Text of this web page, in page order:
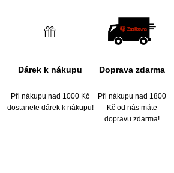
Dárek k nákupu Doprava zdarma
Při nákupu nad 1000 Kč
dostanete dárek k nákupu!
Při nákupu nad 1800
Kč od nás máte
dopravu zdarma!